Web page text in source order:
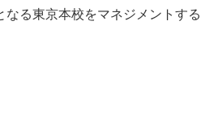
なる東京本校をマネジメントする